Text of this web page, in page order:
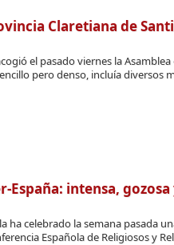
Claretiana de
el pasado viernes la
pero denso, incluía diversos
España: intensa,
ha celebrado la semana pasada
Española de Religiosos y